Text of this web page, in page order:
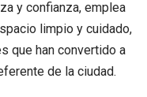
y confianza, emplea
limpio y cuidado,
que han convertido a
de la ciudad.